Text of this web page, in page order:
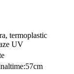
termoplastic
UV